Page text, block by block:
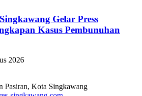
Gelar Press
Kasus Pembunuhan
2026
Pasiran, Kota Singkawang